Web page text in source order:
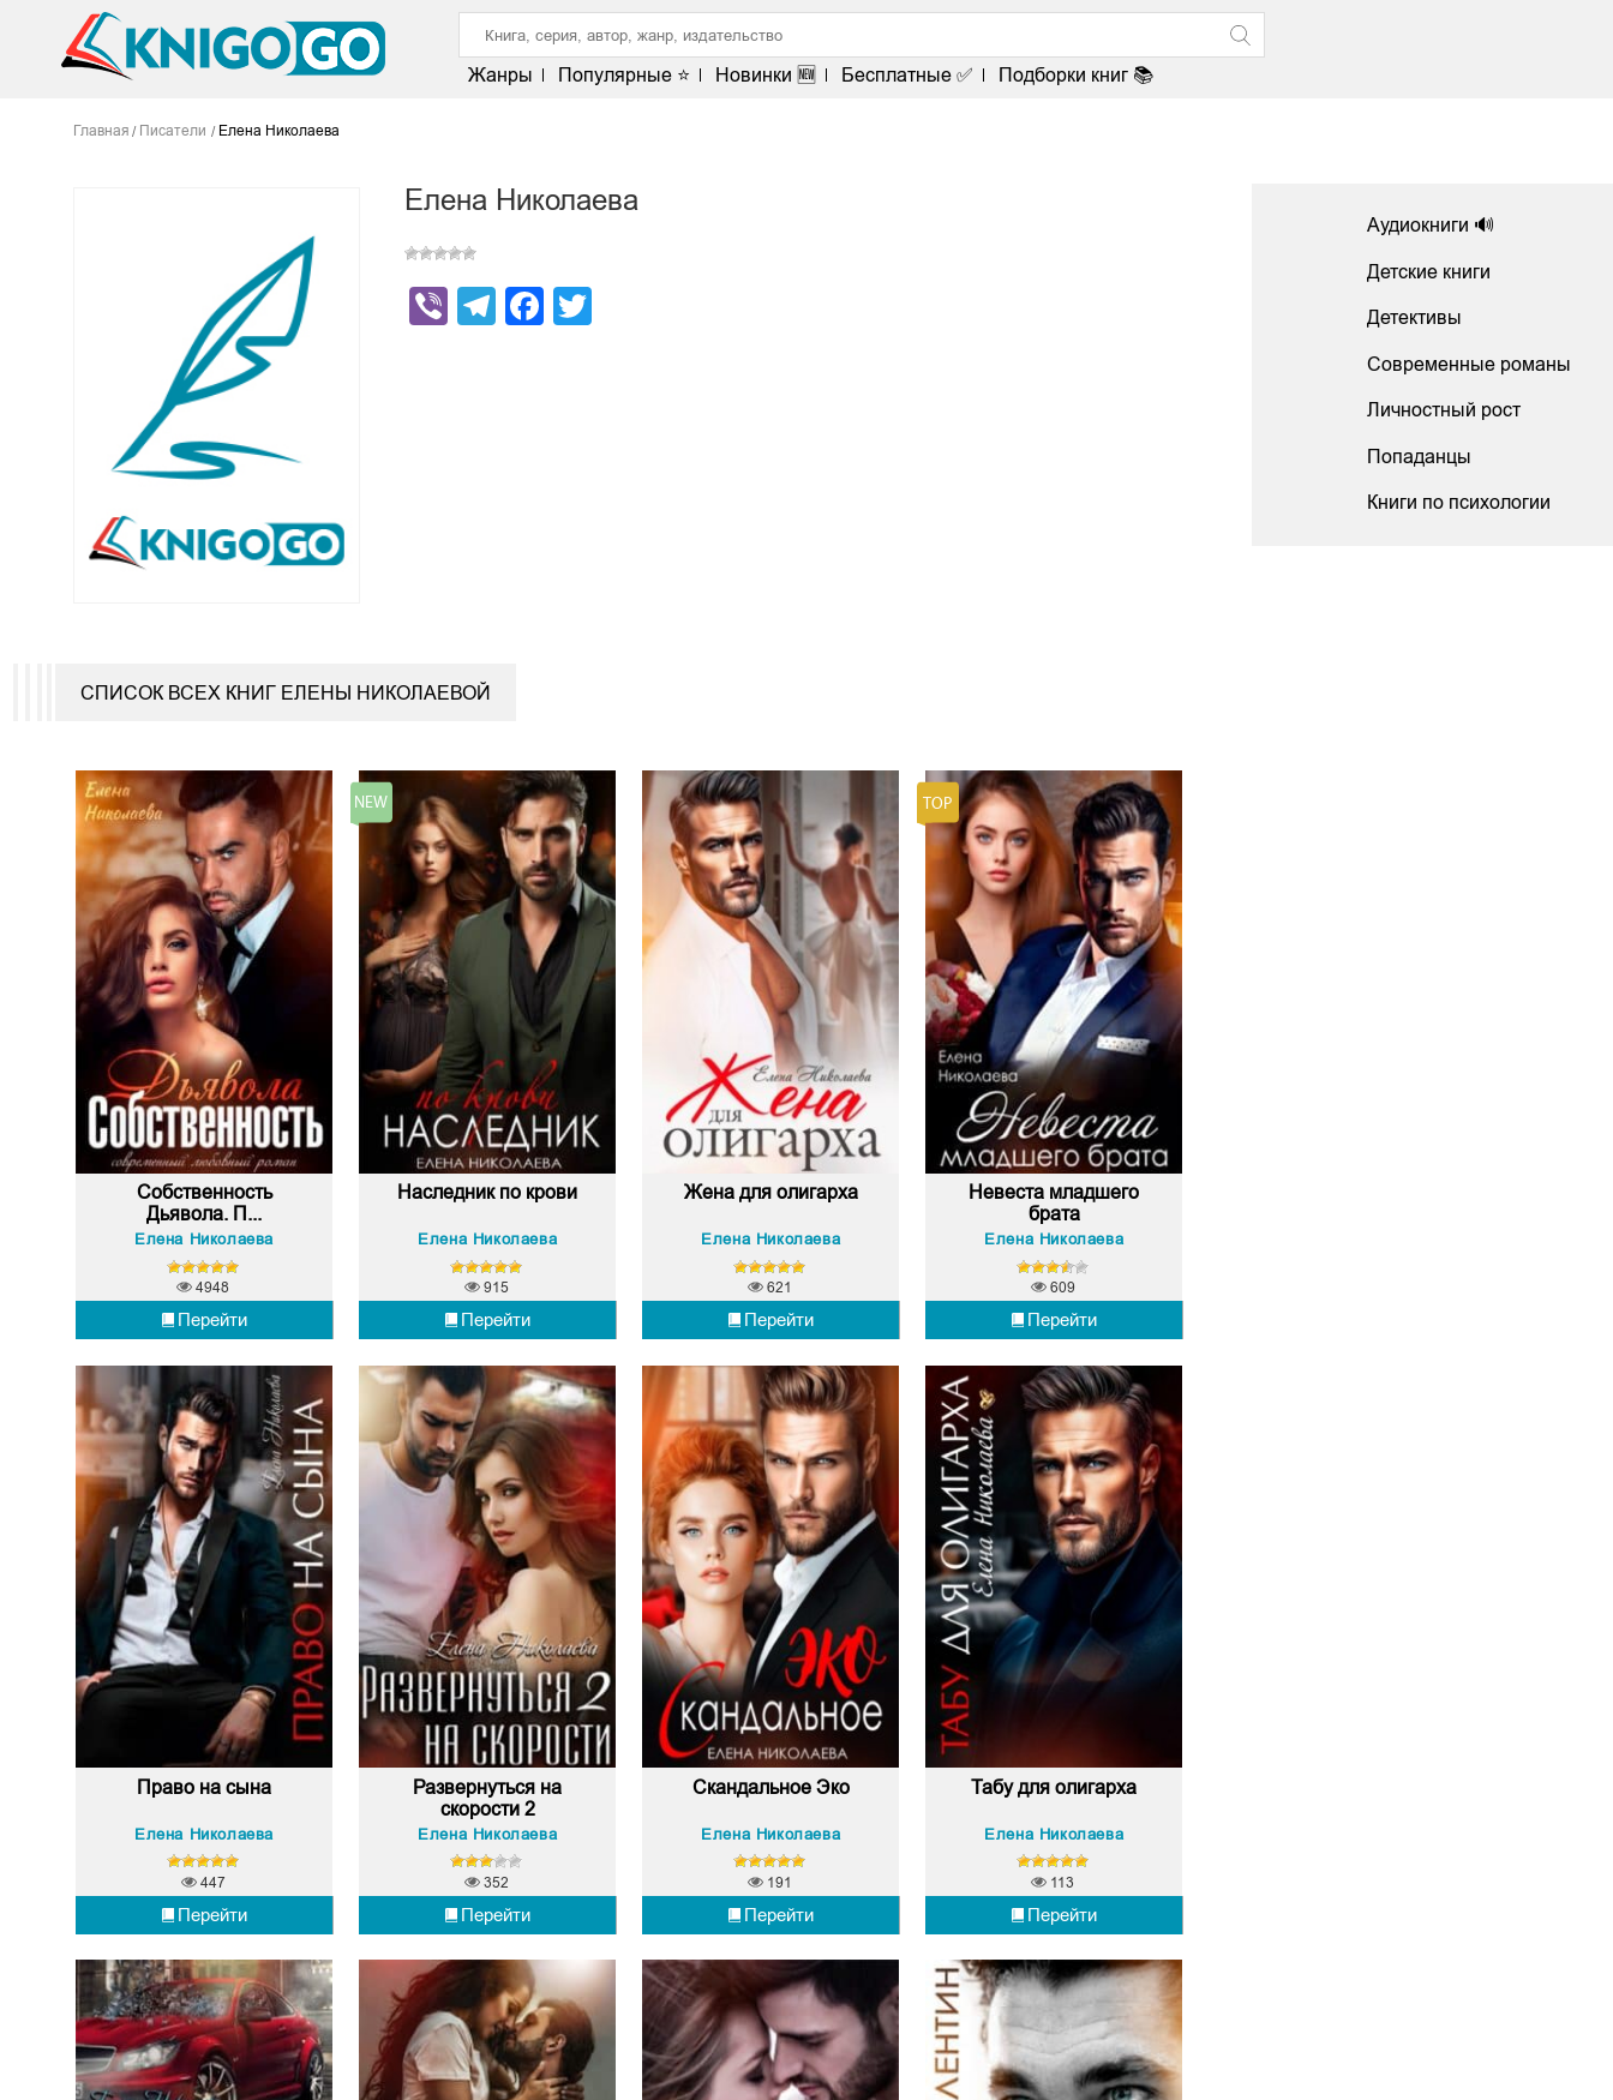
Жанры Популярные ⭐ Новинки 🆕 Бесплатные ✅ Подборки книг 📚
Главная Писатели Елена Николаева
Елена Николаева
ViberTelegram
Facebook
СПИСОК ВСЕХ КНИГ ЕЛЕНЫ НИКОЛАЕВОЙ
Собственность
Дьявола. П...
Елена Николаева
Перейти
4948
Наследник по крови
Елена Николаева
Перейти
915
Жена для олигарха
Елена Николаева
Перейти
621
Невеста младшего
брата
Елена Николаева
Перейти
609
Право на сына
Елена Николаева
Перейти
447
Развернуться на
скорости 2
Елена Николаева
Перейти
352
Скандальное Эко
Елена Николаева
Перейти
191
Табу для олигарха
Елена Николаева
Перейти
113
Аудиокниги 🔊
Детские книги
Детективы
Современные романы
Личностный рост
Попаданцы
Книги по психологии